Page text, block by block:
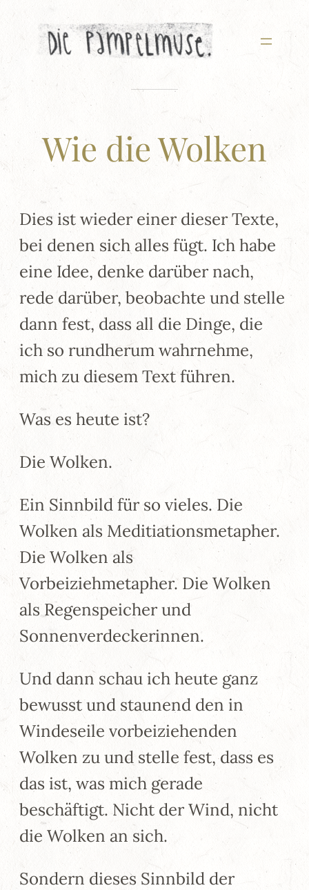
Zum
Inhalt
Wie die Wolken
Dies ist wieder einer dieser Texte,
bei denen sich alles fügt. Ich habe
eine Idee, denke darüber nach,
rede darüber, beobachte und stelle
dann fest, dass all die Dinge, die
ich so rundherum wahrnehme,
mich zu diesem Text führen.
Was es heute ist?
Die Wolken.
Ein Sinnbild für so vieles. Die
Wolken als Meditiationsmetapher.
Die Wolken als
Vorbeiziehmetapher. Die Wolken
als Regenspeicher und
Sonnenverdeckerinnen.
Und dann schau ich heute ganz
bewusst und staunend den in
Windeseile vorbeiziehenden
Wolken zu und stelle fest, dass es
das ist, was mich gerade
beschäftigt. Nicht der Wind, nicht
die Wolken an sich.
Sondern dieses Sinnbild der